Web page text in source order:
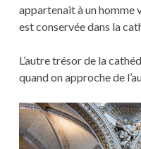
appartenait à un homme
est conservée dans la
L’autre trésor de la
quand on approche de